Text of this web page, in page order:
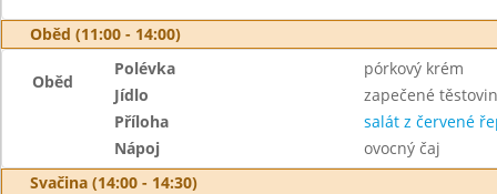
Oběd (11:00 - 14:00)
Oběd
Polévka
pórkový krém
Jídlo
zapečené
Příloha
salát z červené
Nápoj
ovocný čaj
Svačina (14:00 - 14:30)